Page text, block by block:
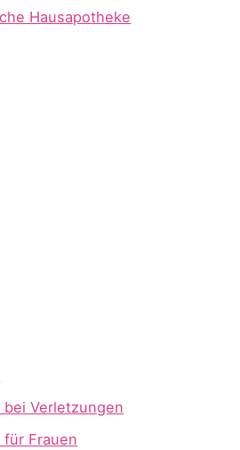
Hausapotheke
Verletzungen
für Frauen